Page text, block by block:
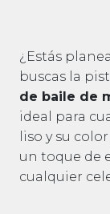
¿Estás
buscas la
de baile de
ideal para
liso y su
un toque de
cualquier